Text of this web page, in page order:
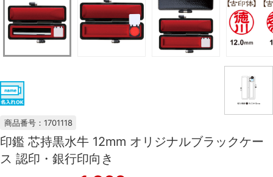
商品番号：1701118
印鑑 芯持黒水牛 12mm オリジナルブラックケー
ス 認印・銀行印向き